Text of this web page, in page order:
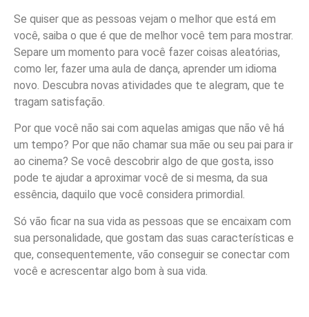
Se quiser que as pessoas vejam o melhor que está em
você, saiba o que é que de melhor você tem para mostrar.
Separe um momento para você fazer coisas aleatórias,
como ler, fazer uma aula de dança, aprender um idioma
novo. Descubra novas atividades que te alegram, que te
tragam satisfação.
Por que você não sai com aquelas amigas que não vê há
um tempo? Por que não chamar sua mãe ou seu pai para ir
ao cinema? Se você descobrir algo de que gosta, isso
pode te ajudar a aproximar você de si mesma, da sua
essência, daquilo que você considera primordial.
Só vão ficar na sua vida as pessoas que se encaixam com
sua personalidade, que gostam das suas características e
que, consequentemente, vão conseguir se conectar com
você e acrescentar algo bom à sua vida.